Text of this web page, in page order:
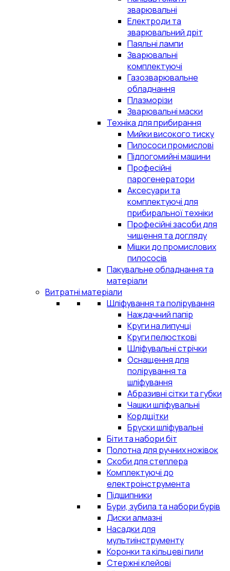
зварювальні
Електроди та
зварювальний дріт
Паяльні лампи
Зварювальні
комплектуючі
Газозварювальне
обладнання
Плазморізи
Зварювальні маски
Техніка для прибирання
Мийки високого тиску
Пилососи промислові
Підлогомийні машини
Професійні
парогенератори
Аксесуари та
комплектуючі для
прибиральної техніки
Професійні засоби для
чищення та догляду
Мішки до промислових
пилососів
Пакувальне обладнання та
матеріали
Витратні матеріали
Шліфування та полірування
Наждачний папір
Круги на липучці
Круги пелюсткові
Шліфувальні стрічки
Оснащення для
полірування та
шліфування
Абразивні сітки та губки
Чашки шліфувальні
Кордщітки
Бруски шліфувальні
Біти та набори біт
Полотна для ручних ножівок
Скоби для степлера
Комплектуючі до
електроінструмента
Підшипники
Бури, зубила та набори бурів
Диски алмазні
Насадки для
мультиінструменту
Коронки та кільцеві пили
Стержні клейові